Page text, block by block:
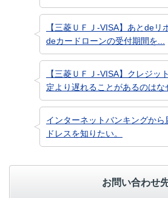
【三菱ＵＦＪ-VISA】あとdeリ
deカードローンの受付期間を...
【三菱ＵＦＪ-VISA】クレジッ
定より遅れることがあるのはな
インターネットバンキングか
ドレスを知りたい。
お問い合わせ